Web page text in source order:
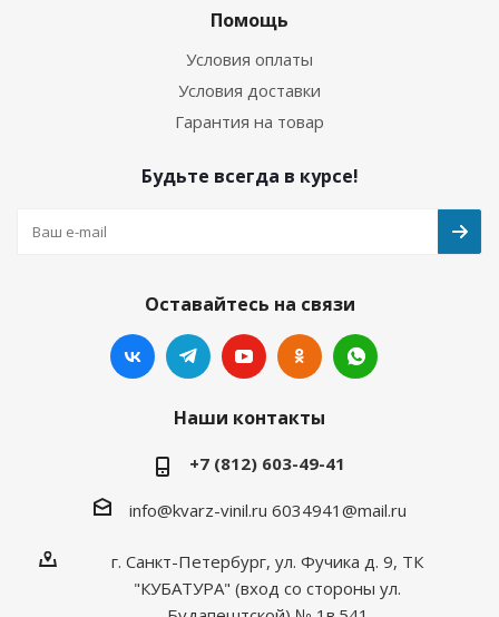
Помощь
Условия оплаты
Условия доставки
Гарантия на товар
Будьте всегда в курсе!
Оставайтесь на связи
Наши контакты
+7 (812) 603-49-41
info@kvarz-vinil.ru 6034941@mail.ru
г. Санкт-Петербург, ул. Фучика д. 9, ТК
"КУБАТУРА" (вход со стороны ул.